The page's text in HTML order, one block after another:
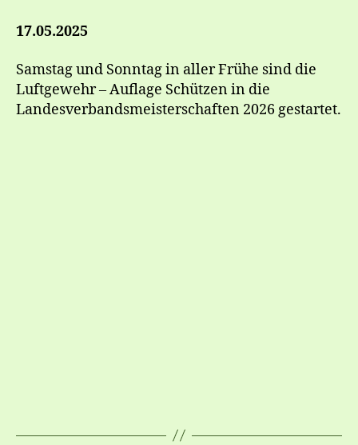
17.05.2025
Samstag und Sonntag in aller Frühe sind die
Luftgewehr – Auflage Schützen in die
Landesverbandsmeisterschaften 2026 gestartet.